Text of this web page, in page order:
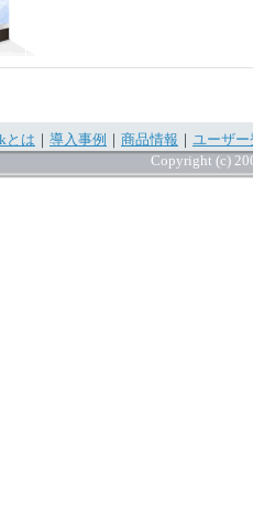
とは ｜ 導入事例 ｜ 商品情報 ｜ ユーザー
Copyright (c)